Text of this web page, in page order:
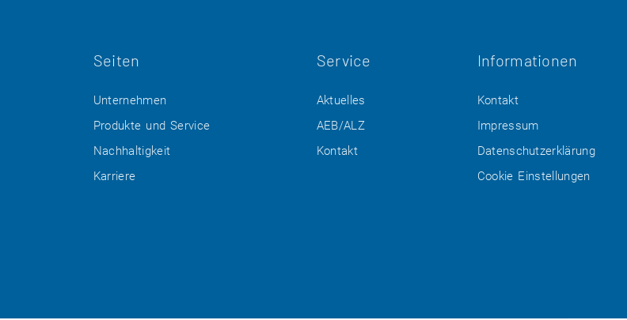
Seiten
Unternehmen
Produkte und Service
Nachhaltigkeit
Karriere
Service
Aktuelles
AEB/ALZ
Kontakt
Informationen
Kontakt
Impressum
Datenschutzerklärung
Cookie Einstellungen